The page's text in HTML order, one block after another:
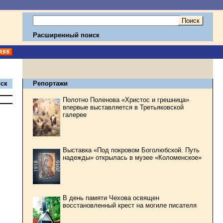
Расширенный поиск
Репортажи
Полотно Поленова «Христос и грешница»
впервые выставляется в Третьяковской
галерее
Выставка «Под покровом Боголюбской. Путь
надежды» открылась в музее «Коломенское»
В день памяти Чехова освящен
восстановленный крест на могиле писателя